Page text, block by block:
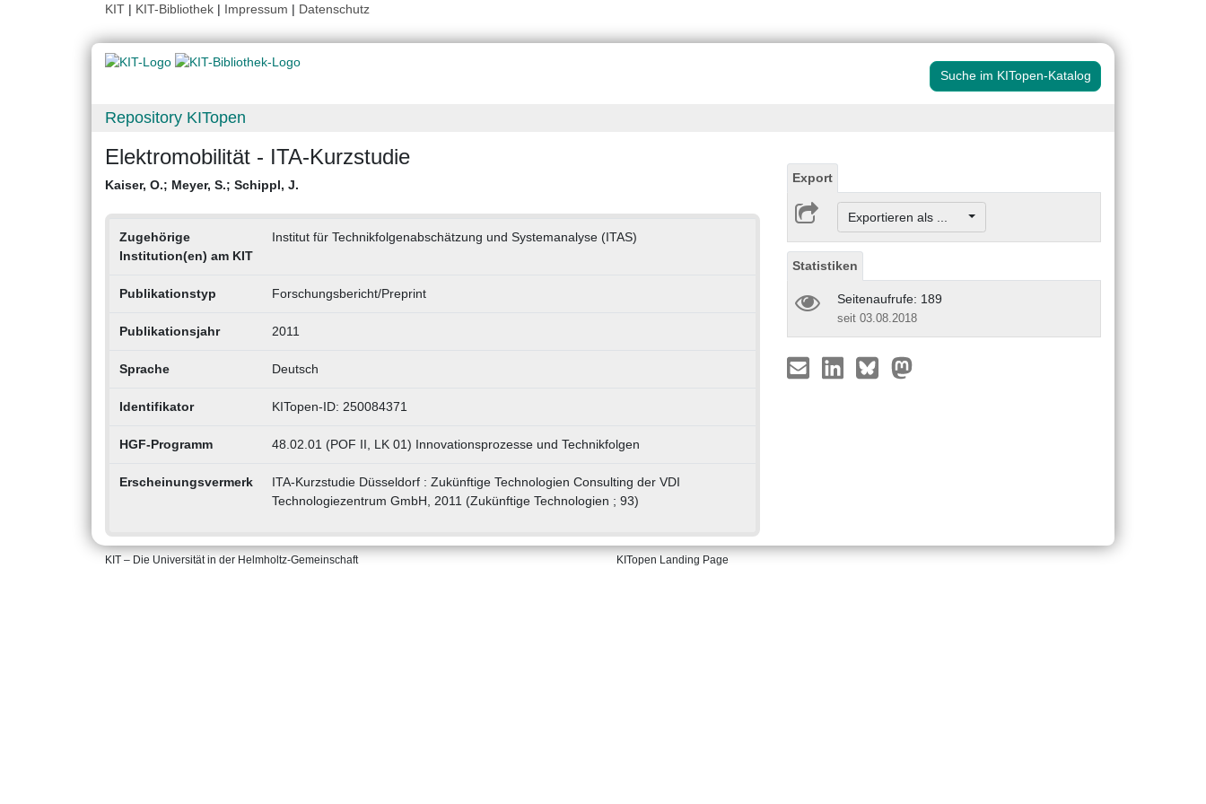
KIT | KIT-Bibliothek | Impressum | Datenschutz
Suche im KITopen-Katalog
Repository KITopen
Elektromobilität - ITA-Kurzstudie
Kaiser, O.; Meyer, S.; Schippl, J.
Zugehörige
Institution(en) am KIT
Institut für Technikfolgenabschätzung und Systemanalyse (ITAS)
Publikationstyp Forschungsbericht/Preprint
Publikationsjahr 2011
Sprache Deutsch
Identifikator KITopen-ID: 250084371
HGF-Programm 48.02.01 (POF II, LK 01) Innovationsprozesse und Technikfolgen
Erscheinungsvermerk
ITA-Kurzstudie Düsseldorf : Zukünftige Technologien Consulting der VDI
Technologiezentrum GmbH, 2011 (Zukünftige Technologien ; 93)
Export
Exportieren als ...
Statistiken
Seitenaufrufe: 189
seit 03.08.2018
KIT – Die Universität in der Helmholtz-Gemeinschaft KITopen Landing Page